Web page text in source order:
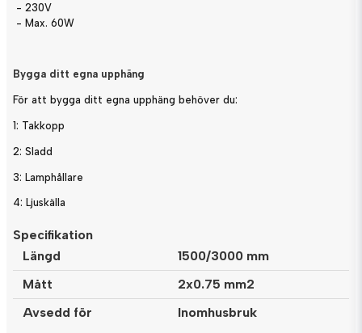
- 230V
- Max. 60W
Bygga ditt egna upphäng
För att bygga ditt egna upphäng behöver du:
1: Takkopp
2: Sladd
3: Lamphållare
4: Ljuskälla
Specifikation
Längd
1500/3000 mm
Mått
2x0.75 mm2
Avsedd för
Inomhusbruk